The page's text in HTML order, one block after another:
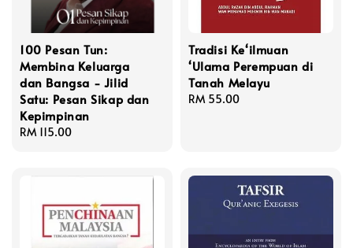
100 Pesan Tun:
Membina Keluarga
dan Bangsa - Jilid
Satu: Pesan Sikap dan
Kepimpinan
Regular
RM 115.00
Tradisi Ke‘ilmuan
‘Ulama Perempuan di
Tanah Melayu
Regular
RM 55.00